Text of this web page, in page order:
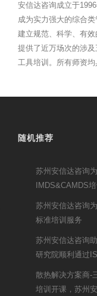
安信达咨询成立于
成为实力强大的综合
建立规范、科学、有
提供了近万场次的涉
工具培训。所有师资
随机推荐
苏州安信达咨询
IMDS&CAMDS
苏州安信达咨询
标准培训服务
苏州安信达咨询
研究院顺利通过
散热解决方案商-
培训开课，苏州